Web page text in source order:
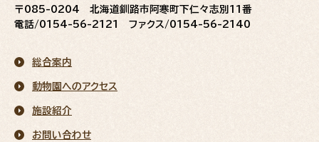
〒085-0204 北海道釧路市阿寒町下仁々志別11番
電話/0154-56-2121 ファクス/0154-56-2140
総合案内
動物園へのアクセス
施設紹介
お問い合わせ